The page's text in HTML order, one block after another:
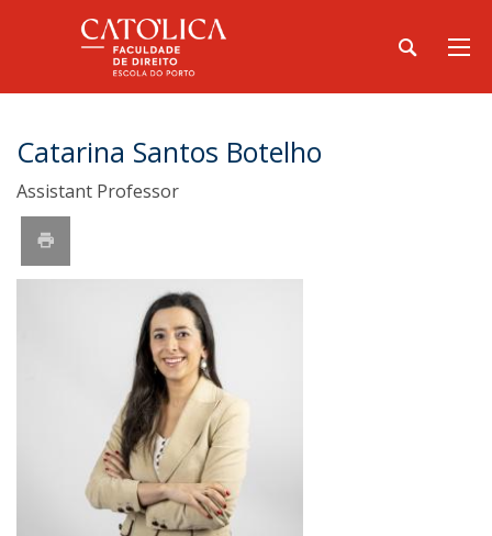
Catarina Santos Botelho
Assistant Professor